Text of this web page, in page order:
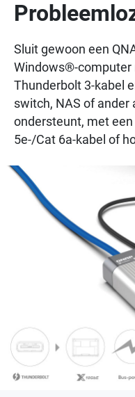
Sluit gewoon een
Windows®-computer
Thunderbolt 3-kabel
switch, NAS of ander
ondersteunt, met een
5e-/Cat 6a-kabel of